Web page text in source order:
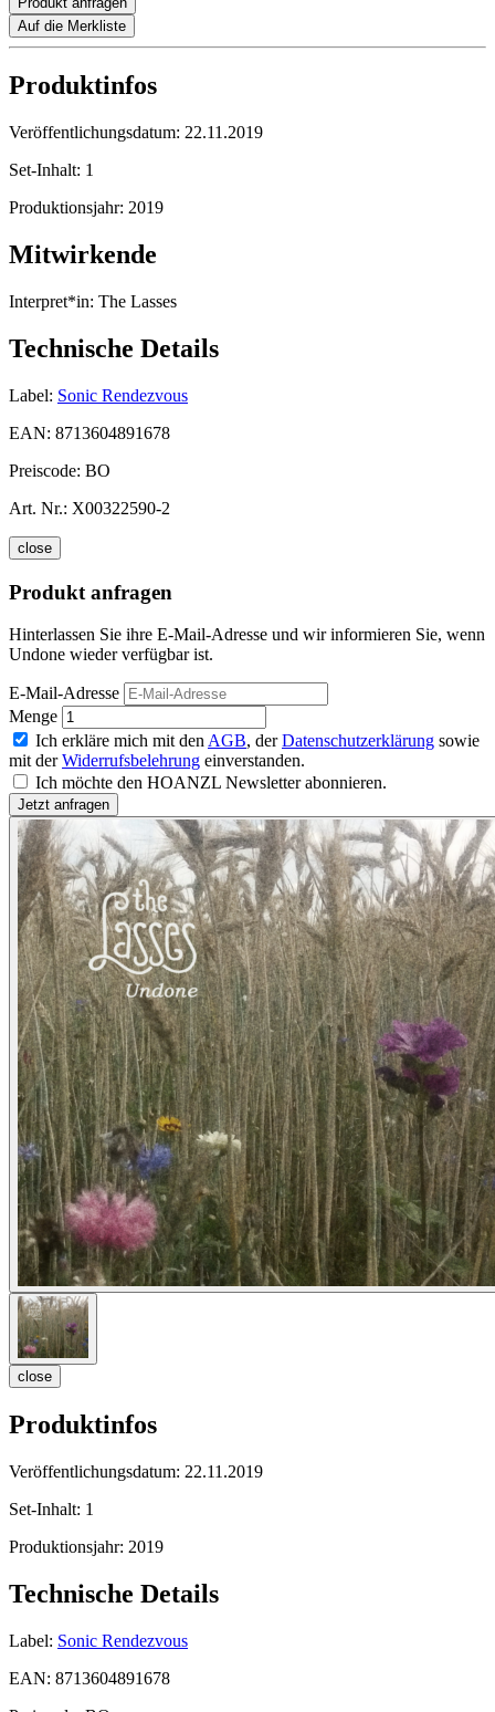
Auf die Merkliste
Produktinfos
Veröffentlichungsdatum: 22.11.2019
Set-Inhalt: 1
Produktionsjahr: 2019
Mitwirkende
Interpret*in: The Lasses
Technische Details
Label: Sonic Rendezvous
EAN: 8713604891678
Preiscode: BO
Art. Nr.: X00322590-2
close
Produkt anfragen
Hinterlassen Sie ihre E-Mail-Adresse und wir informieren Sie, wenn
Undone wieder verfügbar ist.
E-Mail-Adresse
Menge
Ich erkläre mich mit den AGB, derDatenschutzerklärung sowie
mit derWiderrufsbelehrung einverstanden.
Ich möchte den HOANZL Newsletter abonnieren.
close
Produktinfos
Veröffentlichungsdatum: 22.11.2019
Set-Inhalt: 1
Produktionsjahr: 2019
Technische Details
Label: Sonic Rendezvous
EAN: 8713604891678